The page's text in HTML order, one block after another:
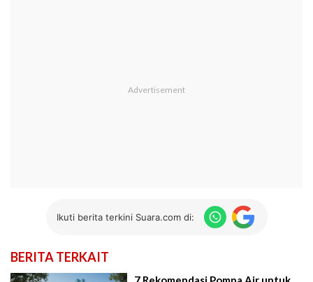
Ikuti berita terkini Suara.com di:
BERITA TERKAIT